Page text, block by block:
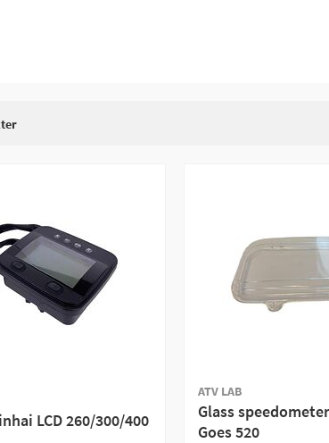
vanntemperatursensor etc. (Funksjoner
LCD 260/300/400
ATV LAB
Glass
Goes 520